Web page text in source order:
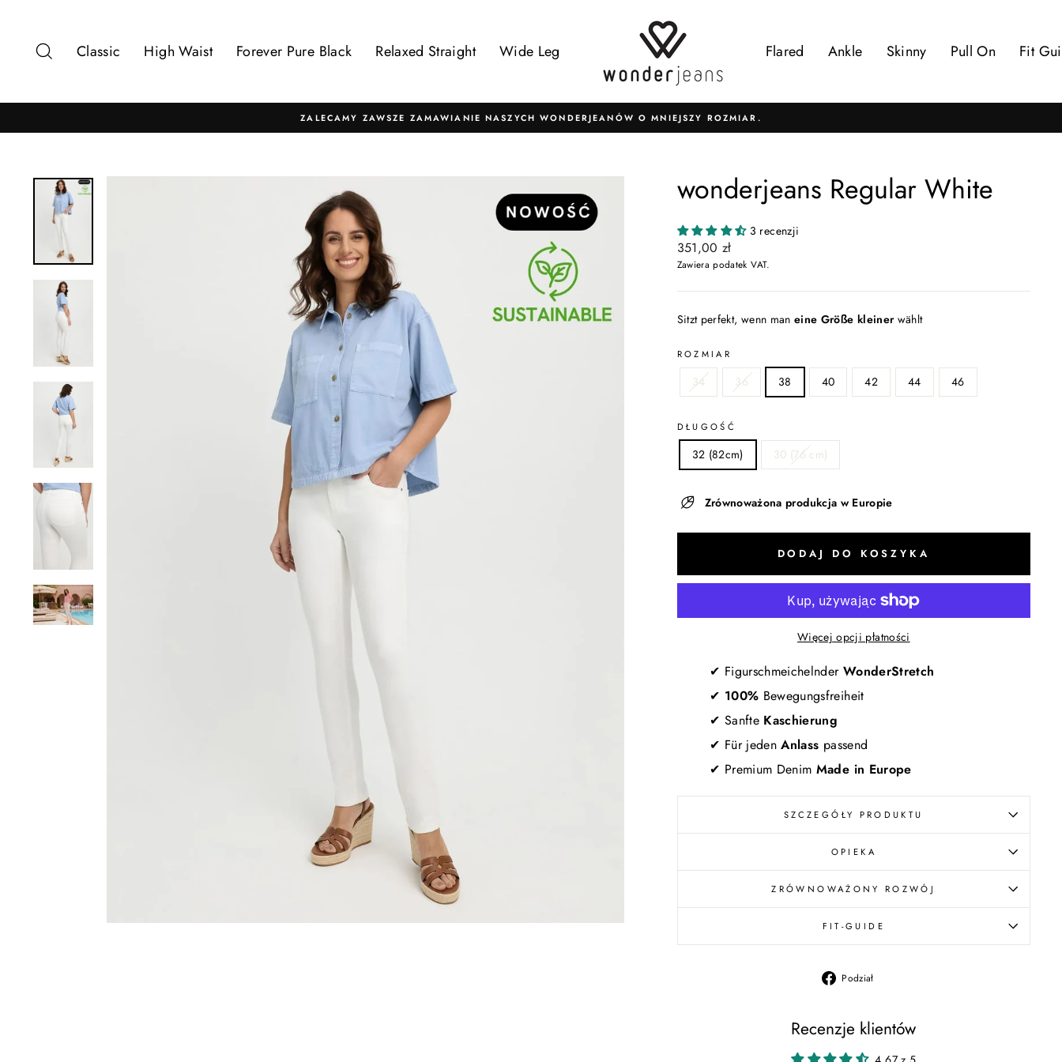
Szukaj
Classic High Waist Forever Pure Black Relaxed Straight Wide Leg Flared Ankle Skinny Pull On Fit
Wstrzymaj
ZALECAMY ZAWSZE ZAMAWIANIE NASZYCH WONDERJEANÓW O MNIEJSZY ROZMIAR.
wonderjeans Regular White
3 recenzji
Normalna
cena
351,00 zł
Zawiera podatek VAT.
Sitzt perfekt, wenn man eine Größe kleiner wählt
ROZMIAR
34 36 38 40 42 44 46
DŁUGOŚĆ
32 (82cm) 30 (76 cm)
Zrównoważona produkcja w Europie
DODAJ DO KOSZYKA
Więcej opcji płatności
✔ Figurschmeichelnder WonderStretch
✔ 100% Bewegungsfreiheit
✔ Sanfte Kaschierung
✔ Für jedenAnlass passend
✔ Premium Denim Made in Europe
SZCZEGÓŁY PRODUKTU
OPIEKA
ZRÓWNOWAŻONY ROZWÓJ
FIT-GUIDE
Podział
Recenzje klientów